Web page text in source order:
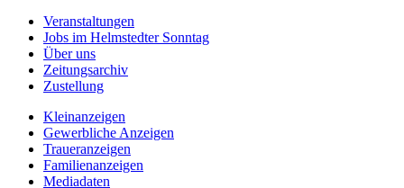
Veranstaltungen
Jobs im Helmstedter Sonntag
Über uns
Zeitungsarchiv
Zustellung
Kleinanzeigen
Gewerbliche Anzeigen
Traueranzeigen
Familienanzeigen
Mediadaten